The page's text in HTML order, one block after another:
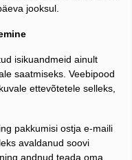
jooksul.
isikuandmeid ainult
saatmiseks. Veebipood
ettevõtetele selleks,
pakkumisi ostja e-maili
avaldanud soovi
andnud teada oma